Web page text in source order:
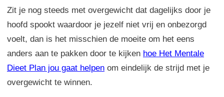
Zit je nog steeds met overgewicht dat dagelijks door je
hoofd spookt waardoor je jezelf niet vrij en onbezorgd
voelt, dan is het misschien de moeite om het eens
anders aan te pakken door te kijken hoe Het Mentale
Dieet Plan jou gaat helpen om eindelijk de strijd met je
overgewicht te winnen.